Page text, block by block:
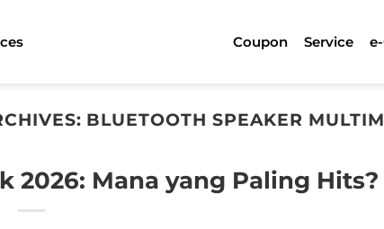
Coupon Service
BLUETOOTH SPEAKER
2026: Mana yang Paling Hits?